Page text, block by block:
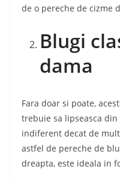
de o pereche de cizme
Blugi
dama
Fara doar si poate,
trebuie sa lipseasca
indiferent decat de
astfel de pereche de
dreapta, este ideala in